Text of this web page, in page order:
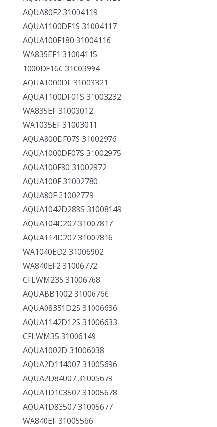
AQUA80F2 31004119
AQUA1100DF1S 31004117
AQUA100F180 31004116
WA835EF1 31004115
1000DF166 31003994
AQUA1000DF 31003321
AQUA1100DF01S 31003232
WA835EF 31003012
WA1035EF 31003011
AQUA800DF07S 31002976
AQUA1000DF07S 31002975
AQUA100F80 31002972
AQUA100F 31002780
AQUA80F 31002779
AQUA1042D288S 31008149
AQUA104D207 31007817
AQUA114D207 31007816
WA1040ED2 31006902
WA840EF2 31006772
CFLWM235 31006768
AQUABB1002 31006766
AQUA08351D2S 31006636
AQUA1142D12S 31006633
CFLWM35 31006149
AQUA1002D 31006038
AQUA2D114007 31005696
AQUA2D84007 31005679
AQUA1D103507 31005678
AQUA1D83507 31005677
WA840EF 31005566